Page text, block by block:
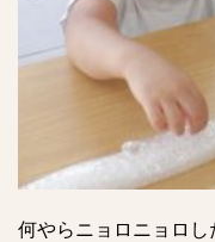
何やらニョロニョロ